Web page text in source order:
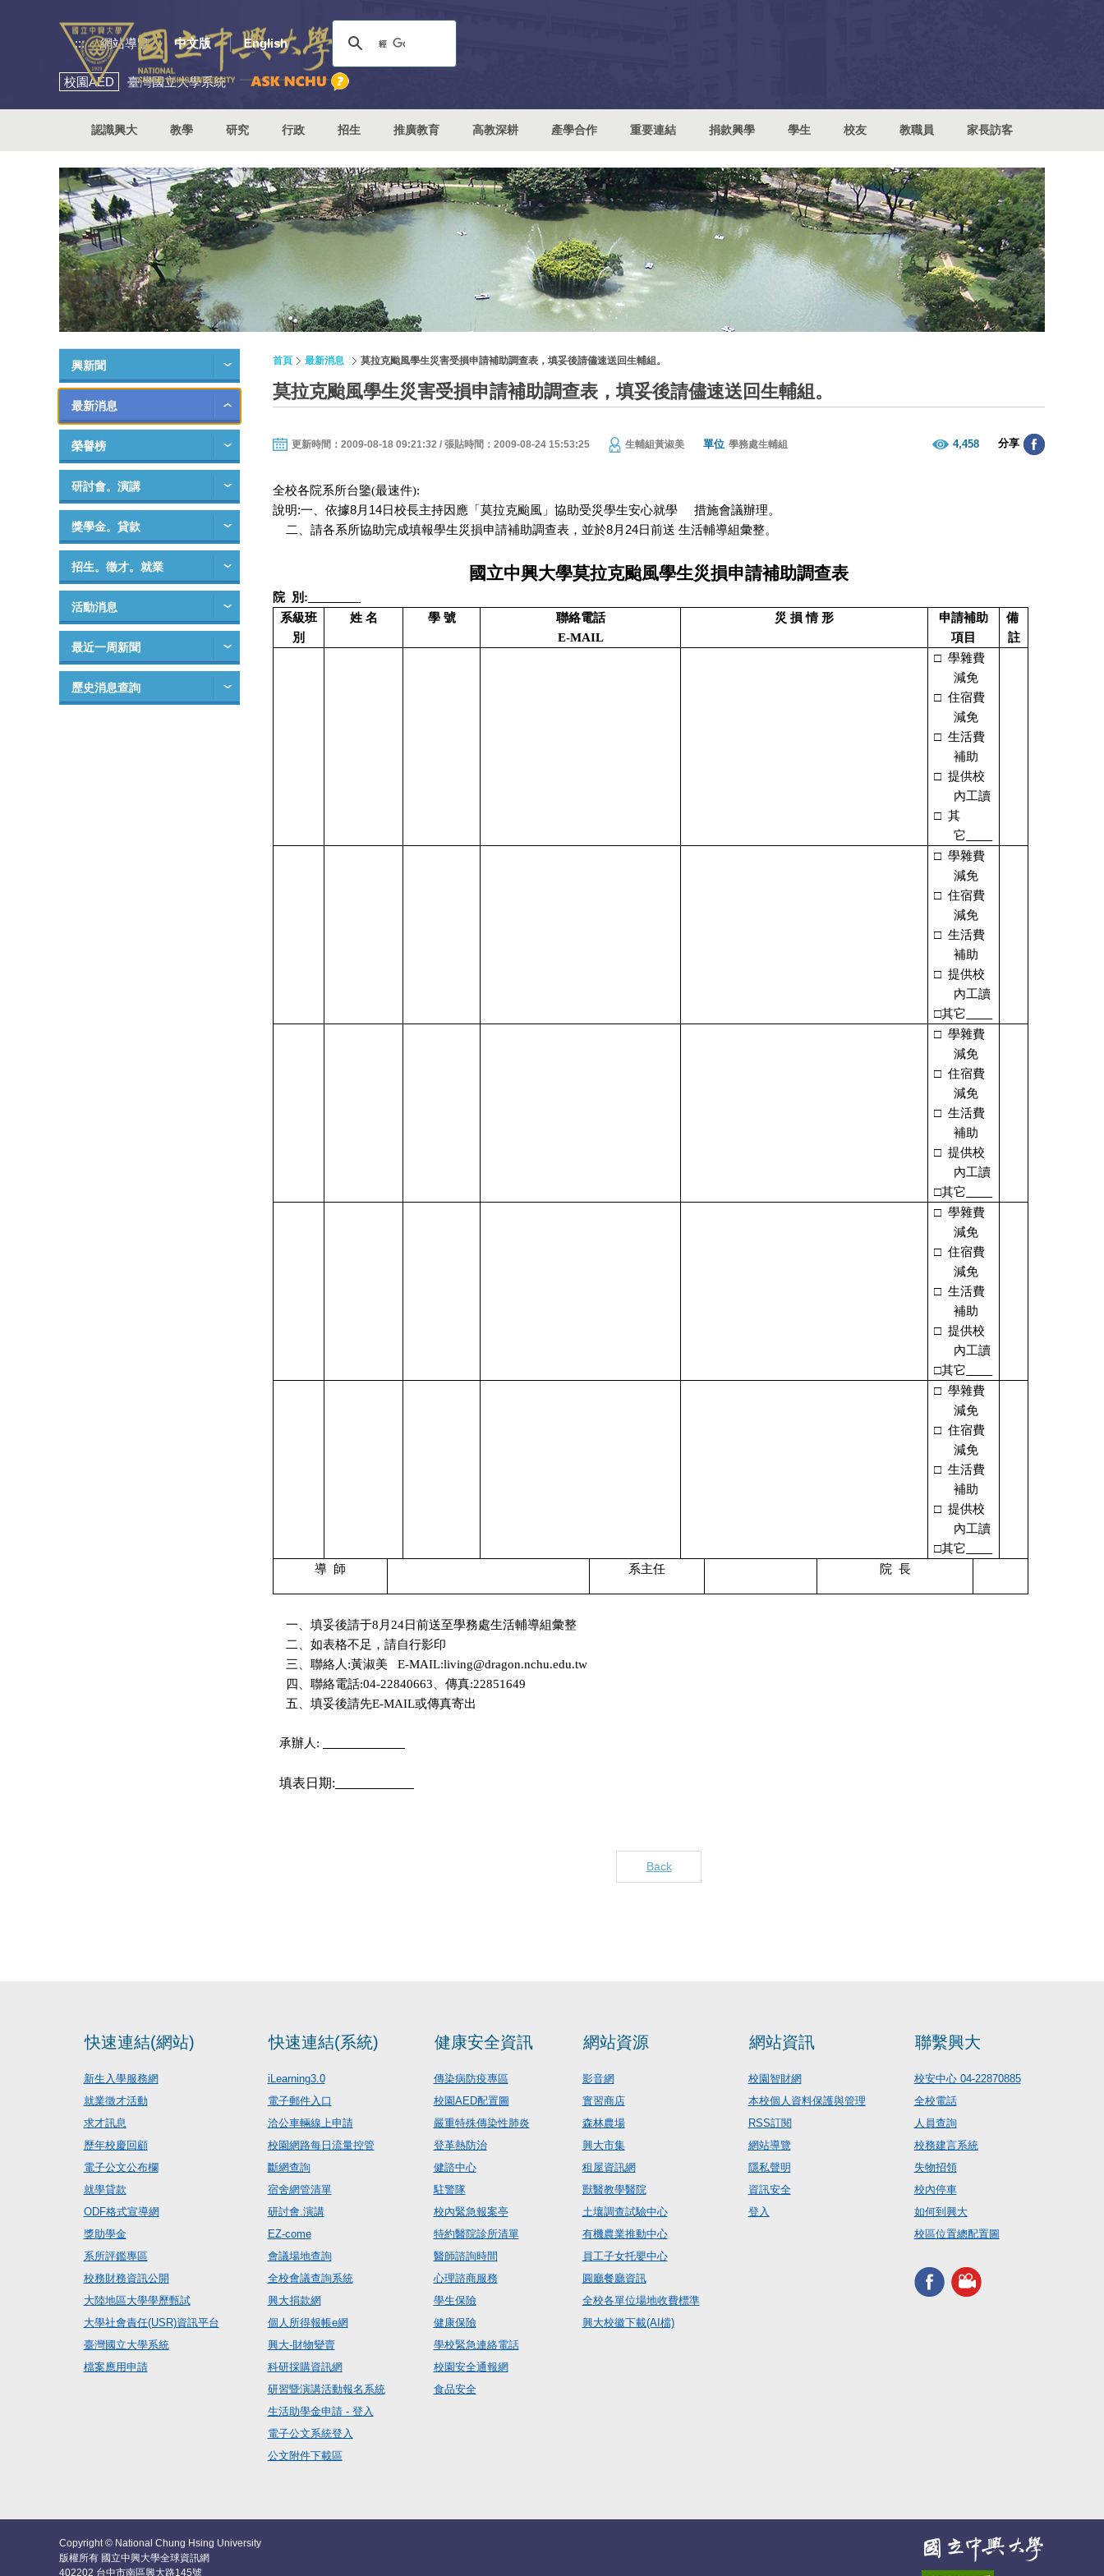
::: 網站導覽 中文版 English
校園AED 臺灣國立大學系統
認識興大 教學 研究 行政 招生 推廣教育 高教深耕 產學合作 重要連結 捐款興學 學生 校友 教職員 家長訪客
興新聞
最新消息
榮譽榜
研討會。演講
獎學金。貸款
招生。徵才。就業
活動消息
最近一周新聞
歷史消息查詢
首頁 最新消息 莫拉克颱風學生災害受損申請補助調查表，填妥後請儘速送回生輔組。
莫拉克颱風學生災害受損申請補助調查表，填妥後請儘速送回生輔組。
更新時間：2009-08-18 09:21:32 / 張貼時間：2009-08-24 15:53:25 生輔組黃淑美 單位 學務處生輔組 4,458 分享
全校各院系所台鑒(最速件):
說明:一、依據8月 14日校長主持因應「莫拉克颱風」協助受災學生安心就學
措施會議辦理。
二、請各系所協助完成填報學生災損申請補助調查表，並於8月 24日前送 生活輔導組彙整。
國立中興大學莫拉克颱風學生災損申請補助調查表
院 別 :
系級班
別
姓 名 學 號
聯絡電話
E-MAIL
災 損 情 形
申請補助
項目
備
註
□ 學雜費
減免
□ 住宿費
減免
□ 生活費
補助
□ 提供校
內工讀
□ 其
它
□ 學雜費
減免
□ 住宿費
減免
□ 生活費
補助
□ 提供校
內工讀
□其它
□ 學雜費
減免
□ 住宿費
減免
□ 生活費
補助
□ 提供校
內工讀
□其它
□ 學雜費
減免
□ 住宿費
減免
□ 生活費
補助
□ 提供校
內工讀
□其它
□ 學雜費
減免
□ 住宿費
減免
□ 生活費
補助
□ 提供校
內工讀
□其它
導 師 系主任 院 長
一、 填妥後請于8 月 24日前送至學務處生活輔導組彙整
二、 如表格不足，請自行影印
三、 聯絡人 :黃淑美
E-MAIL:living@dragon.nchu.edu.tw
四、 聯絡電話:04-22840663 、傳真:22851649
五、填妥後請先E-MAIL或傳真寄出
承辦人 :
填表日期:
Back
快速連結(網站)
新生入學服務網
就業徵才活動
求才訊息
歷年校慶回顧
電子公文公布欄
就學貸款
ODF格式宣導網
獎助學金
系所評鑑專區
校務財務資訊公開
大陸地區大學學歷甄試
大學社會責任(USR)資訊平台
臺灣國立大學系統
檔案應用申請
快速連結(系統)
iLearning3.0
電子郵件入口
洽公車輛線上申請
校園網路每日流量控管
斷網查詢
宿舍網管清單
研討會.演講
EZ-come
會議場地查詢
全校會議查詢系統
興大捐款網
個人所得報帳e網
興大-財物變賣
科研採購資訊網
研習暨演講活動報名系統
生活助學金申請 - 登入
電子公文系統登入
公文附件下載區
健康安全資訊
傳染病防疫專區
校園AED配置圖
嚴重特殊傳染性肺炎
登革熱防治
健諮中心
駐警隊
校內緊急報案亭
特約醫院診所清單
醫師諮詢時間
心理諮商服務
學生保險
健康保險
學校緊急連絡電話
校園安全通報網
食品安全
網站資源
影音網
實習商店
森林農場
興大市集
租屋資訊網
獸醫教學醫院
土壤調查試驗中心
有機農業推動中心
員工子女托嬰中心
圓廳餐廳資訊
全校各單位場地收費標準
興大校徽下載(AI檔)
網站資訊
校園智財網
本校個人資料保護與管理
RSS訂閱
網站導覽
隱私聲明
資訊安全
登入
聯繫興大
校安中心 04-22870885
全校電話
人員查詢
校務建言系統
失物招領
校內停車
如何到興大
校區位置總配置圖
Copyright © National Chung Hsing University
版權所有 國立中興大學全球資訊網
402202 台中市南區興大路145號